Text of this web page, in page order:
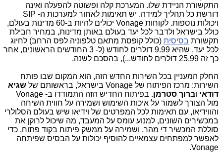
התקשורת הניידת שלו. המערכת קלה ופשוטה להפעלה ואינה
דורשת כל תהליך למידה. יש תאימות לאחור למערכות ה- SIP
ויכולות נוספות. לקוחות Vonage יכולים להיות ב-60 מדינות בעולם,
כולל בישראל ולדבר לכל יעד בעולם באותן מדינות, במחיר חבילת
תקשורת בסיסית (כולל קופסת מתאם טלפוניה לפס הרחב) לחיוג
לכל יעד, שהיא 9.99 דולרים לחודש (ל- 3 החודשים הראשונים, אחר
כך זה 25.99 דולרים לחודש...), בהסכם לשנה.
החלק המעניין בכל השירות החדש הזה, הוא המקום שבו פותח
השירות: מרכז הפיתוח של Vonage בישראל, בראשותם של
שגיא
דודאי וברוך סטרמן
. בפיתוח החדיש הזה התמודדו ב- Vonage
מול הצורך לשמור על איכות השימוש ושמירה על חווית השיחה
והווידיאו, עם תאימות לכל המפרטים של וידיאו שיש בעולם הסלולרי
במכשירים השונים, למנוע עומס על המעבד, מה שיכול לרוקן את
סוללת המכשיר די מהר, ושמירה על ממשק פיתוח בקוד פתוח, כדי
לאפשר למפתחים עצמאיים להוסיף יכולות על הבסיס שפיתחה
Vonage.